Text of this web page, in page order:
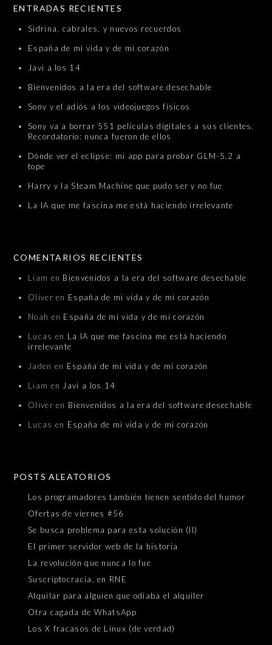
ENTRADAS RECIENTES
Sidrina, cabrales, y nuevos recuerdos
España de mi vida y de mi corazón
Javi a los 14
Bienvenidos a la era del software desechable
Sony y el adiós a los videojuegos físicos
Sony va a borrar 551 películas digitales a sus clientes.
Recordatorio: nunca fueron de ellos
Dónde ver el eclipse: mi app para probar GLM-5.2 a
tope
Harry y la Steam Machine que pudo ser y no fue
La IA que me fascina me está haciendo irrelevante
COMENTARIOS RECIENTES
Liam en Bienvenidos a la era del software desechable
Oliver en España de mi vida y de mi corazón
Noah en España de mi vida y de mi corazón
Lucas en La IA que me fascina me está haciendo
irrelevante
Jaden en España de mi vida y de mi corazón
Liam en Javi a los 14
Oliver en Bienvenidos a la era del software desechable
Lucas en España de mi vida y de mi corazón
POSTS ALEATORIOS
Los programadores también tienen sentido del humor
Ofertas de viernes #56
Se busca problema para esta solución (II)
El primer servidor web de la historia
La revolución que nunca lo fue
Suscriptocracia, en RNE
Alquilar para alguien que odiaba el alquiler
Otra cagada de WhatsApp
Los X fracasos de Linux (de verdad)